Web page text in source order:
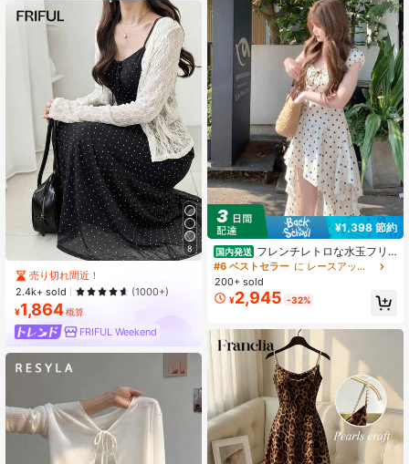
8
売り切れ間近！
2.4k+ sold
(1000+)
¥1,864 概算
FRIFUL Weekend
¥1,398 節約
国内発送 フレンチレトロな水玉フリ
ルデザインのレディース半袖ワンピ
ース、リボンバックレスデザイン、
甘くて清潔感のある雰囲気、優し
い、ウエストシェイプで細見え、日
常、海辺のリゾート、旅行に最適、
レディースミディ丈ワンピース、春
夏季節向け
#6 ベストセラー
に レースアップ 女性のドレス
200+ sold
¥2,945 -32%